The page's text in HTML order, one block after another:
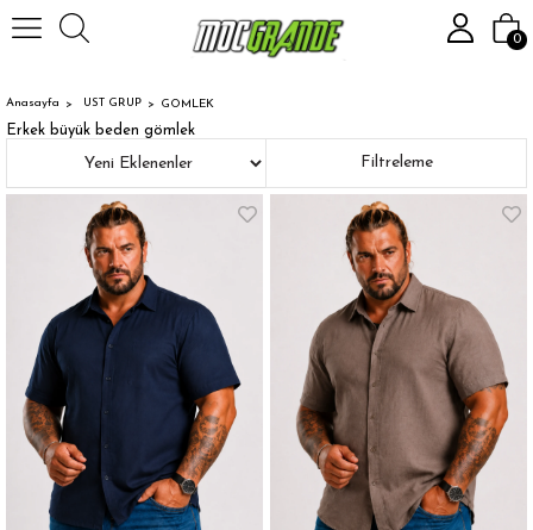
0
Anasayfa UST GRUP GOMLEK
Erkek büyük beden gömlek
Filtreleme
Sıralama